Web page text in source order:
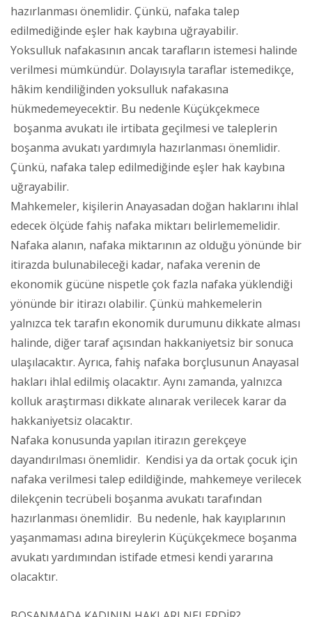
hazırlanması önemlidir. Çünkü, nafaka talep
edilmediğinde eşler hak kaybına uğrayabilir.
Yoksulluk nafakasının ancak tarafların istemesi halinde
verilmesi mümkündür. Dolayısıyla taraflar istemedikçe,
hâkim kendiliğinden yoksulluk nafakasına
hükmedemeyecektir. Bu nedenle Küçükçekmece
boşanma avukatı ile irtibata geçilmesi ve taleplerin
boşanma avukatı yardımıyla hazırlanması önemlidir.
Çünkü, nafaka talep edilmediğinde eşler hak kaybına
uğrayabilir.
Mahkemeler, kişilerin Anayasadan doğan haklarını ihlal
edecek ölçüde fahiş nafaka miktarı belirlememelidir.
Nafaka alanın, nafaka miktarının az olduğu yönünde bir
itirazda bulunabileceği kadar, nafaka verenin de
ekonomik gücüne nispetle çok fazla nafaka yüklendiği
yönünde bir itirazı olabilir. Çünkü mahkemelerin
yalnızca tek tarafın ekonomik durumunu dikkate alması
halinde, diğer taraf açısından hakkaniyetsiz bir sonuca
ulaşılacaktır. Ayrıca, fahiş nafaka borçlusunun Anayasal
hakları ihlal edilmiş olacaktır. Aynı zamanda, yalnızca
kolluk araştırması dikkate alınarak verilecek karar da
hakkaniyetsiz olacaktır.
Nafaka konusunda yapılan itirazın gerekçeye
dayandırılması önemlidir. Kendisi ya da ortak çocuk için
nafaka verilmesi talep edildiğinde, mahkemeye verilecek
dilekçenin tecrübeli boşanma avukatı tarafından
hazırlanması önemlidir. Bu nedenle, hak kayıplarının
yaşanmaması adına bireylerin Küçükçekmece boşanma
avukatı yardımından istifade etmesi kendi yararına
olacaktır.